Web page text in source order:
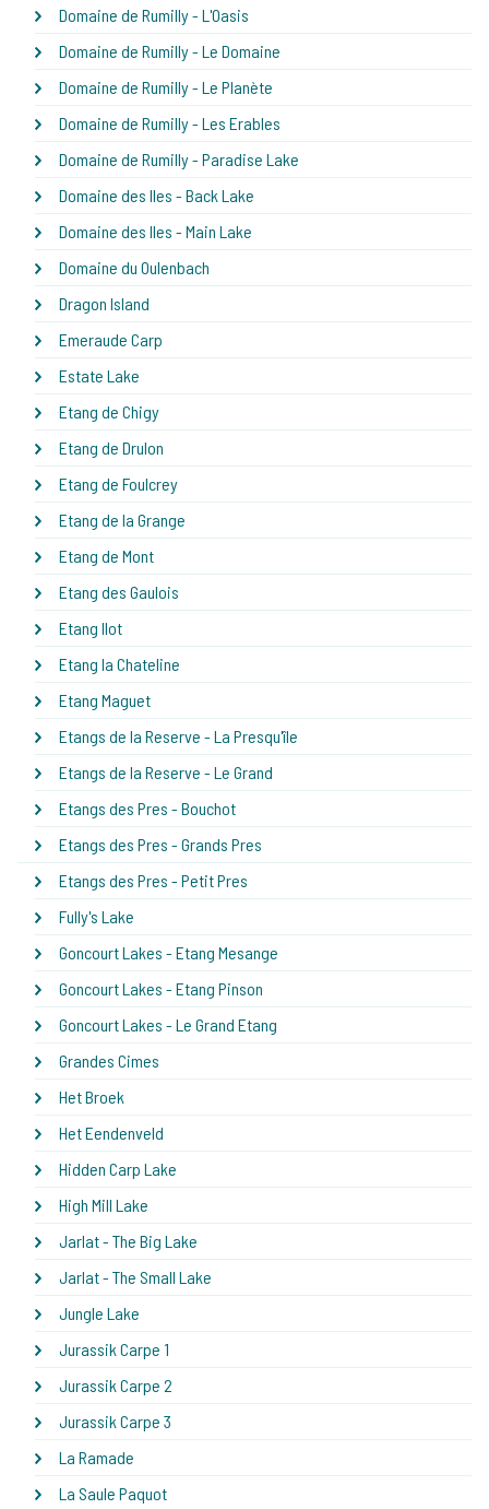
Domaine de Rumilly - L'Oasis
Domaine de Rumilly - Le Domaine
Domaine de Rumilly - Le Planète
Domaine de Rumilly - Les Erables
Domaine de Rumilly - Paradise Lake
Domaine des Iles - Back Lake
Domaine des Iles - Main Lake
Domaine du Oulenbach
Dragon Island
Emeraude Carp
Estate Lake
Etang de Chigy
Etang de Drulon
Etang de Foulcrey
Etang de la Grange
Etang de Mont
Etang des Gaulois
Etang Ilot
Etang la Chateline
Etang Maguet
Etangs de la Reserve - La Presqu'île
Etangs de la Reserve - Le Grand
Etangs des Pres - Bouchot
Etangs des Pres - Grands Pres
Etangs des Pres - Petit Pres
Fully's Lake
Goncourt Lakes - Etang Mesange
Goncourt Lakes - Etang Pinson
Goncourt Lakes - Le Grand Etang
Grandes Cimes
Het Broek
Het Eendenveld
Hidden Carp Lake
High Mill Lake
Jarlat - The Big Lake
Jarlat - The Small Lake
Jungle Lake
Jurassik Carpe 1
Jurassik Carpe 2
Jurassik Carpe 3
La Ramade
La Saule Paquot